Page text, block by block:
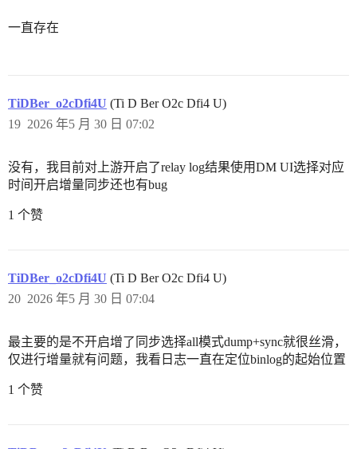
一直存在
TiDBer_o2cDfi4U (Ti D Ber O2c Dfi4 U)
2026 年5 月 30 日 07:02
19
没有，我目前对上游开启了relay log结果使用DM UI选择对应
时间开启增量同步还也有bug
1 个赞
TiDBer_o2cDfi4U (Ti D Ber O2c Dfi4 U)
2026 年5 月 30 日 07:04
20
最主要的是不开启增了同步选择all模式dump+sync就很丝滑，
仅进行增量就有问题，我看日志一直在定位binlog的起始位置
1 个赞